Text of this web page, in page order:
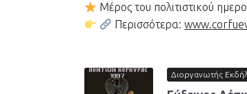
Μέρος του πολιτιστικού
Περισσότερα:
Διοργανωτής